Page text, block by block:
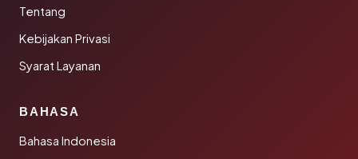
Tentang
Kebijakan Privasi
Syarat Layanan
BAHASA
Bahasa Indonesia